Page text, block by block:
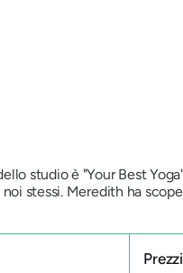
studio è "Your Best
stessi. Meredith ha
Prezzi